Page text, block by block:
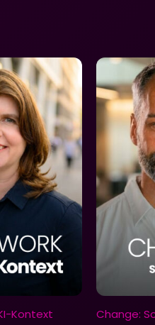
Kontext Change: